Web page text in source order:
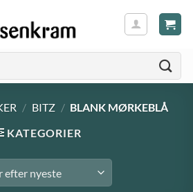
/ BITZ / BLANK MØRKEBLÅ
KATEGORIER